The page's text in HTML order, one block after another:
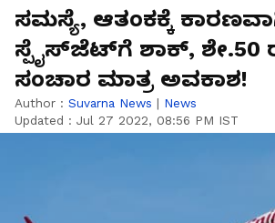
ಸಮಸ್ಯೆ, ಆತಂಕಕ್ಕೆ
ಸ್ಪೈಸ್‌ಜೆಟ್‌ಗೆ ಶಾಕ್, ಶೇ.50
ಸಂಚಾರ ಮಾತ್ರ ಅವಕಾಶ!
Author : Suvarna News | News
Updated : Jul 27 2022, 08:56 PM IST